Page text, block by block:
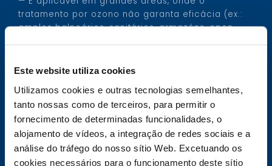
Este website utiliza cookies
Utilizamos cookies e outras tecnologias semelhantes,
tanto nossas como de terceiros, para permitir o
fornecimento de determinadas funcionalidades, o
alojamento de vídeos, a integração de redes sociais e a
análise do tráfego do nosso sítio Web. Excetuando os
cookies necessários para o funcionamento deste sítio
tratamento por ozono não garanta eficácia (ex.:
amplos balneários, sanitários, armazéns, open
com recurso a um desinfetante que cumpra a
novo coronavírus, SARS-CoV-2, e que pode
provocar a doença COVID-19.
— O produto desinfetante é nebulizado com um
equipamento próprio para, assim, assegurar uma
correta e uniforme aplicação do desinfetante, em